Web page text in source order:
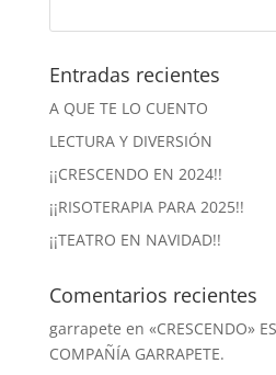
Entradas recientes
A QUE TE LO CUENTO
LECTURA Y DIVERSIÓN
¡¡CRESCENDO EN 2024!!
¡¡RISOTERAPIA PARA 2025!!
¡¡TEATRO EN NAVIDAD!!
Comentarios recientes
garrapete en «CRESCENDO»
COMPAÑÍA GARRAPETE.